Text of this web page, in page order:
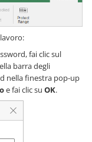
fai clic sul
barra degli
nella finestra pop-up
e fai clic su OK.